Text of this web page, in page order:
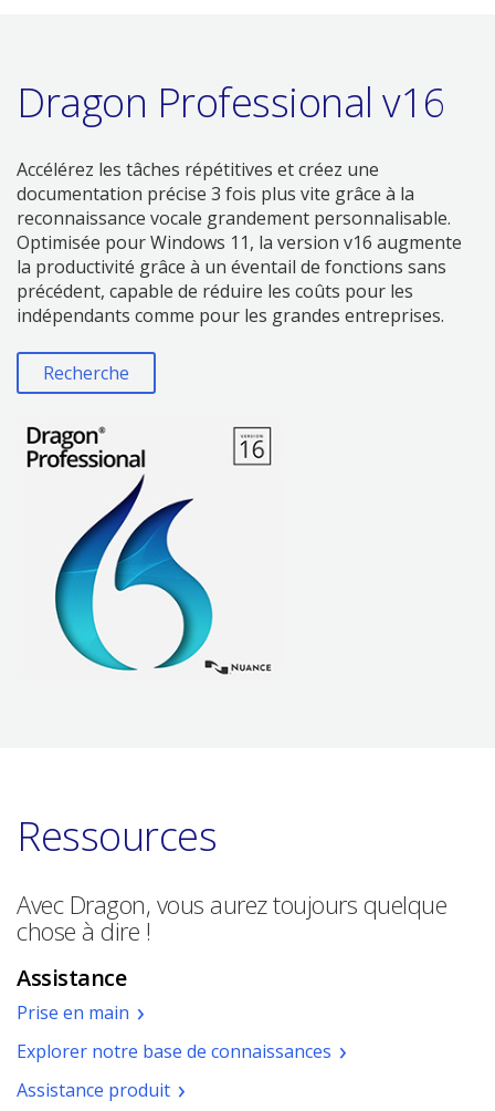
Dragon Professional v16
Accélérez les tâches répétitives et créez une
documentation précise 3 fois plus vite grâce à la
reconnaissance vocale grandement personnalisable.
Optimisée pour Windows 11, la version v16 augmente
la productivité grâce à un éventail de fonctions sans
précédent, capable de réduire les coûts pour les
indépendants comme pour les grandes entreprises.
Recherche
Ressources
Avec Dragon, vous aurez toujours quelque
chose à dire !
Assistance
Prise en main
Explorer notre base de connaissances
Assistance produit